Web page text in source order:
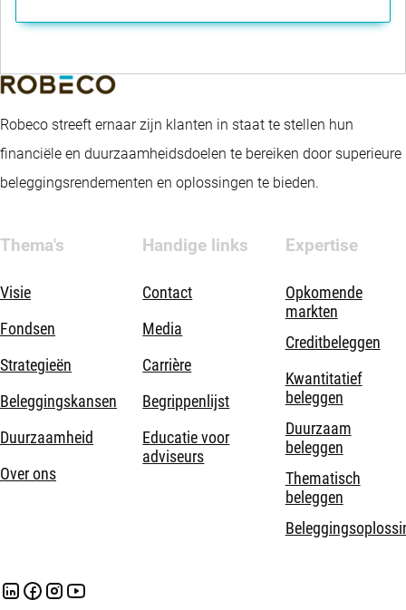
Robeco streeft ernaar zijn klanten in staat te stellen hun
financiële en duurzaamheidsdoelen te bereiken door superieure
beleggingsrendementen en oplossingen te bieden.
Thema's
Visie
Fondsen
Strategieën
Beleggingskansen
Duurzaamheid
Over ons
Handige links
Contact
Media
Carrière
Begrippenlijst
Educatie voor
adviseurs
Expertise
Opkomende
markten
Creditbeleggen
Kwantitatief
beleggen
Duurzaam
beleggen
Thematisch
beleggen